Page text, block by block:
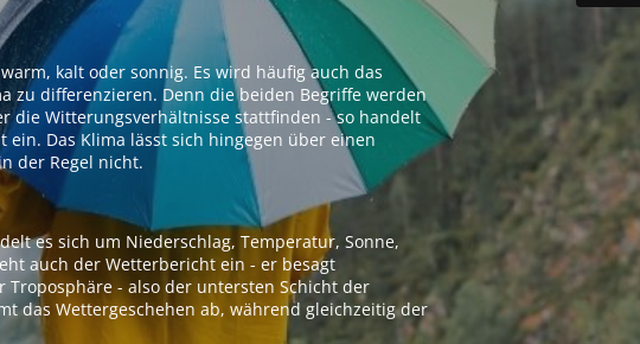
kalt oder sonnig. Es wird häufig auch das
zu differenzieren. Denn die beiden Begriffe werden
die Witterungsverhältnisse stattfinden - so handelt
Das Klima lässt sich hingegen über einen
der Regel nicht.
es sich um Niederschlag, Temperatur, Sonne,
auch der Wetterbericht ein - er besagt
- also der untersten Schicht der
das Wettergeschehen ab, während gleichzeitig der